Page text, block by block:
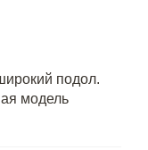
подол.
модель